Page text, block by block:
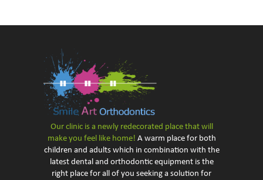
Our clinic is a newly redecorated place that will
make you feel like home! A warm place for both
children and adults which in combination with the
latest dental and orthodontic equipment is the
right place for all of you seeking a solution for